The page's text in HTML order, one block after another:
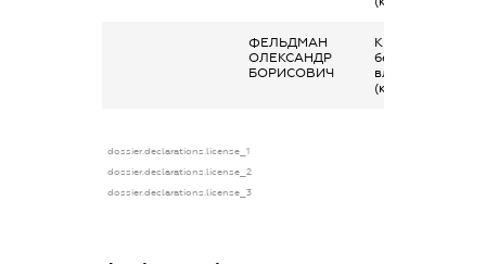
ФЕЛЬДМАН
ОЛЕКСАНДР
БОРИСОВИЧ
Кінцевий
бенефіціарний
власник
(контролер)
dossier.declarations.license_1
dossier.declarations.license_2
dossier.declarations.license_3